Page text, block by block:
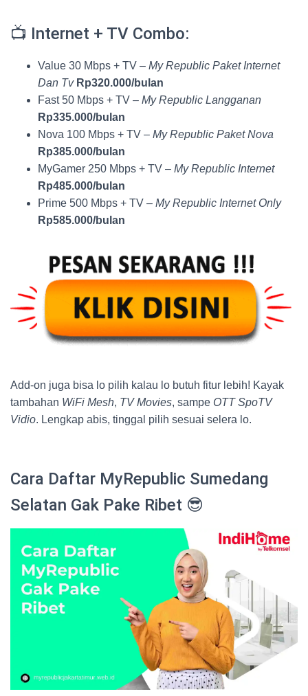
📺 Internet + TV Combo:
Value 30 Mbps + TV – My Republic Paket Internet
Dan Tv Rp320.000/bulan
Fast 50 Mbps + TV – My Republic Langganan
Rp335.000/bulan
Nova 100 Mbps + TV – My Republic Paket Nova
Rp385.000/bulan
MyGamer 250 Mbps + TV – My Republic Internet
Rp485.000/bulan
Prime 500 Mbps + TV – My Republic Internet Only
Rp585.000/bulan
Add-on juga bisa lo pilih kalau lo butuh fitur lebih! Kayak
tambahan WiFi Mesh, TV Movies, sampe OTT SpoTV
Vidio. Lengkap abis, tinggal pilih sesuai selera lo.
Cara Daftar MyRepublic Sumedang
Selatan Gak Pake Ribet 😎